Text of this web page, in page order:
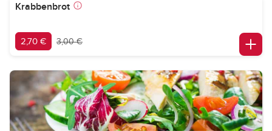
Krabbenbrot
2,70 € 3,00 €